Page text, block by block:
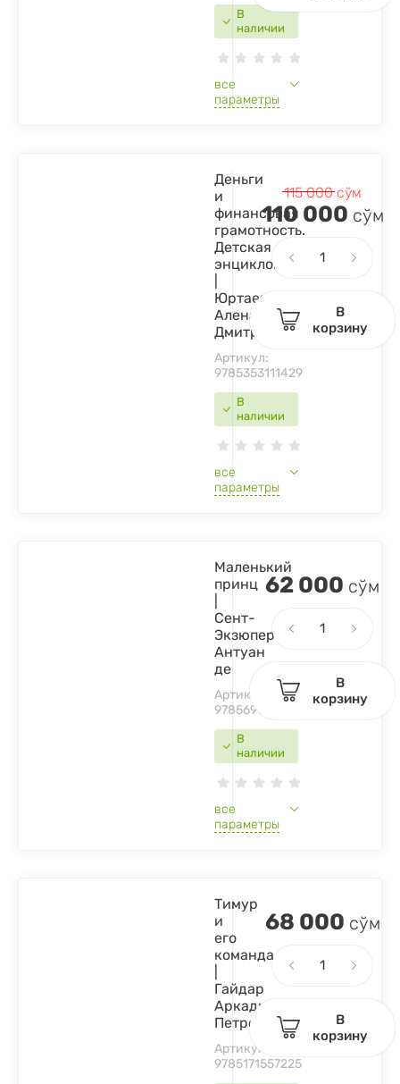
В
наличии
все
параметры
В
наличии
Деньги
и
финансовая
грамотность.
Детская
энциклопедия
Юртаева
Алена
Дмитриевна
Артикул:
9785353111429
все
параметры
115 000сўм
110 000 сўм
В
корзину
В
наличии
Маленький
принц
Сент-
Экзюпери
Антуан
де
Артикул:
9785699943265
все
параметры
62 000 сўм
В
корзину
Тимур
и
его
команда
Гайдар
Аркадий
Петрович
Артикул:
9785171557225
68 000 сўм
В
корзину